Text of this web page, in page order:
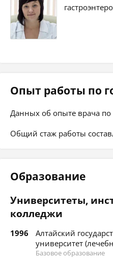
Опыт работы по
Данных об опыте врача
Общий стаж работы
Образование
Университеты,
колледжи
1996
Алтайский
университет
Базовое образование